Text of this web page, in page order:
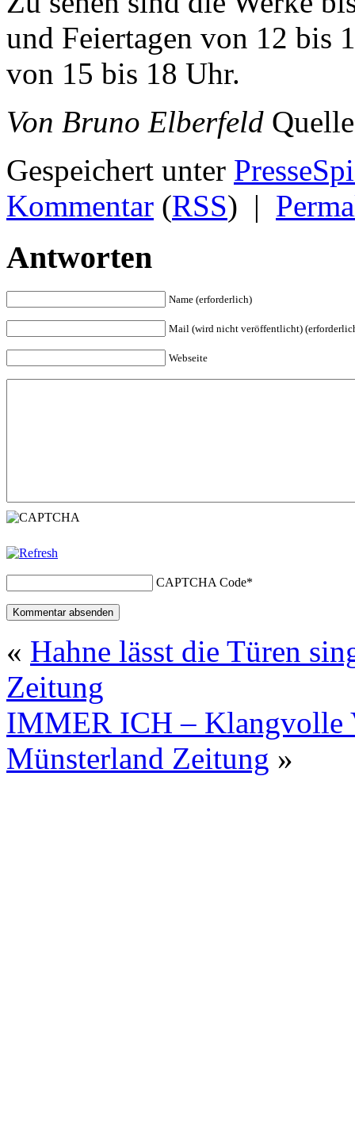
und Feiertagen von 12 bis
von 15 bis 18 Uhr.
Von Bruno Elberfeld
Gespeichert unter
Kommentar (RSS) |
Antworten
Name (erforderlich)
Mail (wird nicht veröffentlicht)
Webseite
CAPTCHA Code*
« Hahne lässt die Türen
Zeitung
IMMER ICH – Klangvolle
Münsterland Zeitung »